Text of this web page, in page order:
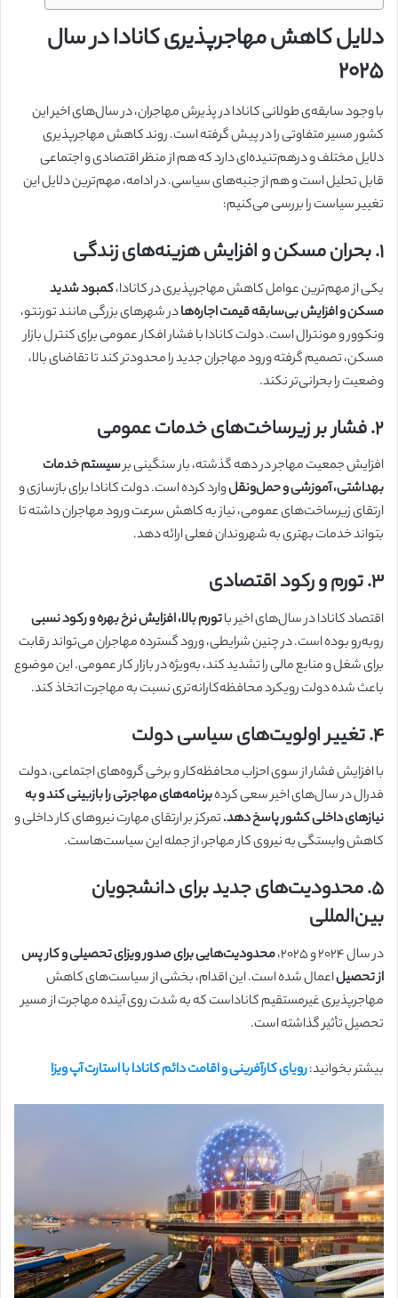
دلایل کاهش مهاجرپذیری کانادا در سال
۲۰۲۵
با وجود سابقه‌ی طولانی کانادا در پذیرش مهاجران، در سال‌های اخیر این
کشور مسیر متفاوتی را در پیش گرفته است. روند کاهش مهاجرپذیری
دلایل مختلف و درهم‌تنیده‌ای دارد که هم از منظر اقتصادی و اجتماعی
قابل تحلیل است و هم از جنبه‌های سیاسی. در ادامه، مهم‌ترین دلایل این
تغییر سیاست را بررسی می‌کنیم:
۱. بحران مسکن و افزایش هزینه‌های زندگی
یکی از مهم‌ترین عوامل کاهش مهاجرپذیری در کانادا،کمبود شدید
مسکن و افزایش بی‌سابقه قیمت اجاره‌هادر شهرهای بزرگی مانند تورنتو،
ونکوور و مونترال است. دولت کانادا با فشار افکار عمومی برای کنترل بازار
مسکن، تصمیم گرفته ورود مهاجران جدید را محدودتر کند تا تقاضای بالا،
وضعیت را بحرانی‌تر نکند.
۲. فشار بر زیرساخت‌های خدمات عمومی
افزایش جمعیت مهاجر در دهه گذشته، بار سنگینی برسیستم خدمات
بهداشتی، آموزشی و حمل‌ونقلوارد کرده است. دولت کانادا برای بازسازی و
ارتقای زیرساخت‌های عمومی، نیاز به کاهش سرعت ورود مهاجران داشته تا
بتواند خدمات بهتری به شهروندان فعلی ارائه دهد.
۳. تورم و رکود اقتصادی
اقتصاد کانادا در سال‌های اخیر باتورم بالا، افزایش نرخ بهره و رکود نسبی
روبه‌رو بوده است. در چنین شرایطی، ورود گسترده مهاجران می‌تواند رقابت
برای شغل و منابع مالی را تشدید کند، به‌ویژه در بازار کار عمومی. این موضوع
باعث شده دولت رویکرد محافظه‌کارانه‌تری نسبت به مهاجرت اتخاذ کند.
۴. تغییر اولویت‌های سیاسی دولت
با افزایش فشار از سوی احزاب محافظه‌کار و برخی گروه‌های اجتماعی، دولت
فدرال در سال‌های اخیر سعی کردهبرنامه‌های مهاجرتی را بازبینی کند و به
نیازهای داخلی کشور پاسخ دهد.تمرکز بر ارتقای مهارت نیروهای کار داخلی و
کاهش وابستگی به نیروی کار مهاجر، از جمله این سیاست‌هاست.
۵. محدودیت‌های جدید برای دانشجویان
بین‌المللی
در سال ۲۰۲۴ و ۲۰۲۵،
محدودیت‌هایی برای صدور ویزای تحصیلی و کار پس
از تحصیلاعمال شده است. این اقدام، بخشی از سیاست‌های کاهش
مهاجرپذیری غیرمستقیم کاناداست که به شدت روی آینده مهاجرت از مسیر
تحصیل تأثیر گذاشته است.
بیشتر بخوانید:رویای کارآفرینی و اقامت دائم کانادا با استارت آپ ویزا